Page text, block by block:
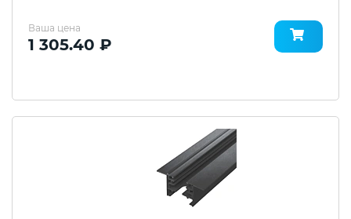
Ваша цена
1 305.40 ₽